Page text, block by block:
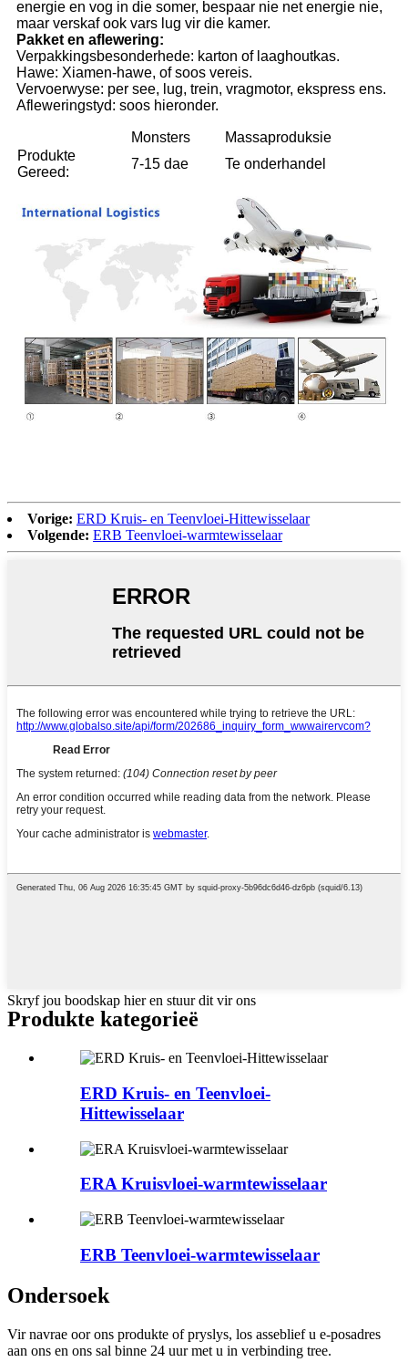
energie en vog in die somer, bespaar nie net energie nie,
maar verskaf ook vars lug vir die kamer.
Pakket en aflewering:
Verpakkingsbesonderhede: karton of laaghoutkas.
Hawe: Xiamen-hawe, of soos vereis.
Vervoerwyse: per see, lug, trein, vragmotor, ekspress ens.
Afleweringstyd: soos hieronder.
Monsters
Massaproduksie
Produkte
Gereed:
7-15 dae Te onderhandel
Vorige: ERD Kruis- en Teenvloei-Hittewisselaar
Volgende: ERB Teenvloei-warmtewisselaar
Skryf jou boodskap hier en stuur dit vir ons
Produkte kategorieë
ERD Kruis- en Teenvloei-
Hittewisselaar
ERA Kruisvloei-warmtewisselaar
ERB Teenvloei-warmtewisselaar
Ondersoek
Vir navrae oor ons produkte of pryslys, los asseblief u e-posadres
aan ons en ons sal binne 24 uur met u in verbinding tree.